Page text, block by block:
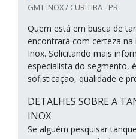
GMT INOX / CURITIBA - PR
Quem está em busca de
encontrará com certeza
Inox. Solicitando mais
especialista do segmento,
sofisticação, qualidade e
DETALHES SOBRE A
INOX
Se alguém pesquisar